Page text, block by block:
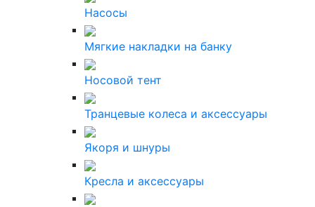
Насосы
Мягкие накладки на банку
Носовой тент
Транцевые колеса и аксессуары
Якоря и шнуры
Кресла и аксессуары